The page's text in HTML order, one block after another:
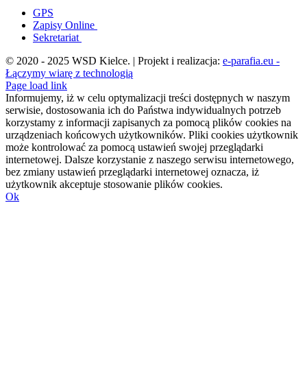
GPS
Zapisy Online
Sekretariat
© 2020 - 2025 WSD Kielce. | Projekt i realizacja: e-parafia.eu -
Łączymy wiarę z technologią
Facebook
YouTube
YouTube
Page load link
Informujemy, iż w celu optymalizacji treści dostępnych w naszym
serwisie, dostosowania ich do Państwa indywidualnych potrzeb
korzystamy z informacji zapisanych za pomocą plików cookies na
urządzeniach końcowych użytkowników. Pliki cookies użytkownik
może kontrolować za pomocą ustawień swojej przeglądarki
internetowej. Dalsze korzystanie z naszego serwisu internetowego,
bez zmiany ustawień przeglądarki internetowej oznacza, iż
użytkownik akceptuje stosowanie plików cookies.
Ok